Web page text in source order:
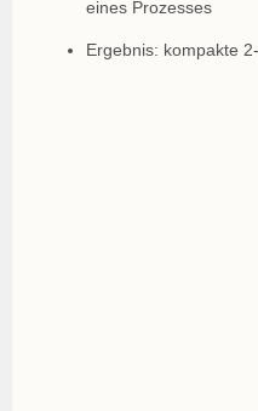
eines Prozesses
Ergebnis: kompakte